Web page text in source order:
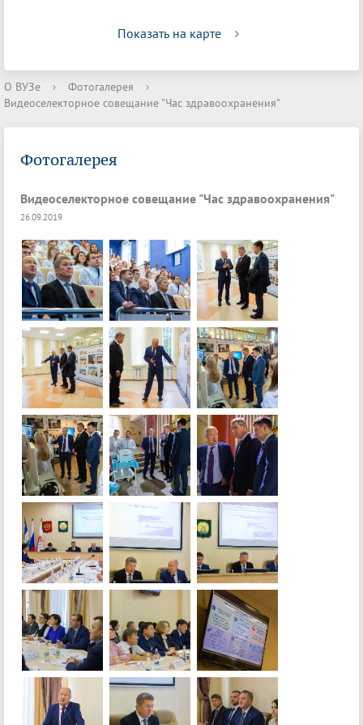
Показать на карте
О ВУЗе › Фотогалерея
›
Видеоселекторное совещание "Час здравоохранения"
Фотогалерея
Видеоселекторное совещание "Час здравоохранения"
26.09.2019